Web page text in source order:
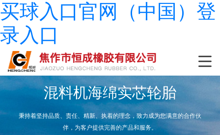
买球入口官网（中国）登
录入口

混料机海绵实芯轮胎
秉持着坚持品质、责任、精新、执着的理念，致力成为您满意的合作伙
伴，为客户提供完善的产品和服务。